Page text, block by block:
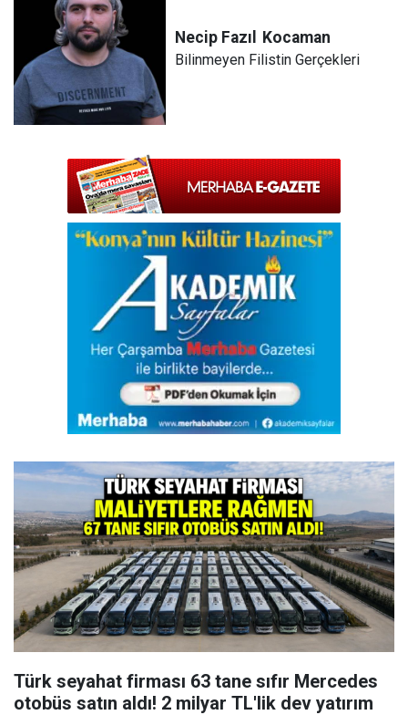
Necip Fazıl Kocaman
Bilinmeyen Filistin Gerçekleri
Türk seyahat firması 63 tane sıfır Mercedes
otobüs satın aldı! 2 milyar TL'lik dev yatırım